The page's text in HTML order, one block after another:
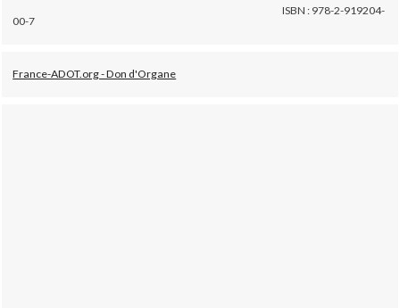
ISBN : 978-2-919204-
00-7
France-ADOT.org - Don d'Organe